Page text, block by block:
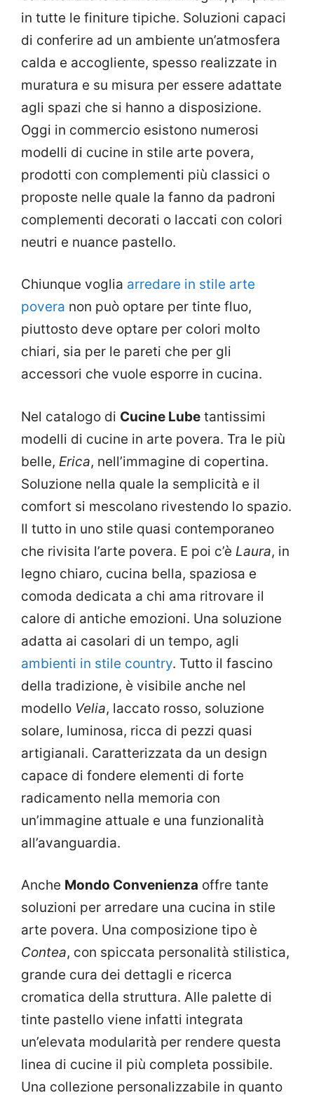
in tutte le finiture tipiche. Soluzioni capaci
di conferire ad un ambiente un’atmosfera
calda e accogliente, spesso realizzate in
muratura e su misura per essere adattate
agli spazi che si hanno a disposizione.
Oggi in commercio esistono numerosi
modelli di cucine in stile arte povera,
prodotti con complementi più classici o
proposte nelle quale la fanno da padroni
complementi decorati o laccati con colori
neutri e nuance pastello.
Chiunque voglia arredare in stile arte
povera non può optare per tinte fluo,
piuttosto deve optare per colori molto
chiari, sia per le pareti che per gli
accessori che vuole esporre in cucina.
Nel catalogo di Cucine Lube tantissimi
modelli di cucine in arte povera. Tra le più
belle, Erica, nell’immagine di copertina.
Soluzione nella quale la semplicità e il
comfort si mescolano rivestendo lo spazio.
Il tutto in uno stile quasi contemporaneo
che rivisita l’arte povera. E poi c’è Laura, in
legno chiaro, cucina bella, spaziosa e
comoda dedicata a chi ama ritrovare il
calore di antiche emozioni. Una soluzione
adatta ai casolari di un tempo, agli
ambienti in stile country. Tutto il fascino
della tradizione, è visibile anche nel
modello Velia, laccato rosso, soluzione
solare, luminosa, ricca di pezzi quasi
artigianali. Caratterizzata da un design
capace di fondere elementi di forte
radicamento nella memoria con
un’immagine attuale e una funzionalità
all’avanguardia.
Anche Mondo Convenienza offre tante
soluzioni per arredare una cucina in stile
arte povera. Una composizione tipo è
Contea, con spiccata personalità stilistica,
grande cura dei dettagli e ricerca
cromatica della struttura. Alle palette di
tinte pastello viene infatti integrata
un’elevata modularità per rendere questa
linea di cucine il più completa possibile.
Una collezione personalizzabile in quanto